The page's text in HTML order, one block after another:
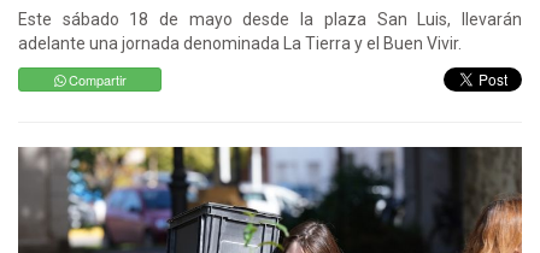
Este sábado 18 de mayo desde la plaza San Luis, llevarán
adelante una jornada denominada La Tierra y el Buen Vivir.
Compartir